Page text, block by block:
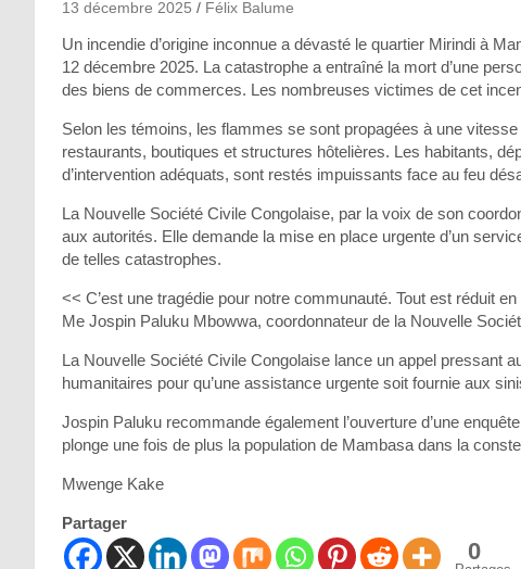
13 décembre 2025 Félix Balume
Un incendie d’origine inconnue a dévasté le quartier Mirindi à
12 décembre 2025. La catastrophe a entraîné la mort d’une
des biens de commerces. Les nombreuses victimes de cet
Selon les témoins, les flammes se sont propagées à une
restaurants, boutiques et structures hôtelières. Les habitants,
d’intervention adéquats, sont restés impuissants face au feu
La Nouvelle Société Civile Congolaise, par la voix de son
aux autorités. Elle demande la mise en place urgente d’un
de telles catastrophes.
<< C’est une tragédie pour notre communauté. Tout est réduit
Me Jospin Paluku Mbowwa, coordonnateur de la Nouvelle
La Nouvelle Société Civile Congolaise lance un appel pressant
humanitaires pour qu’une assistance urgente soit fournie aux
Jospin Paluku recommande également l’ouverture d’une
plonge une fois de plus la population de Mambasa dans la
Mwenge Kake
Partager
0